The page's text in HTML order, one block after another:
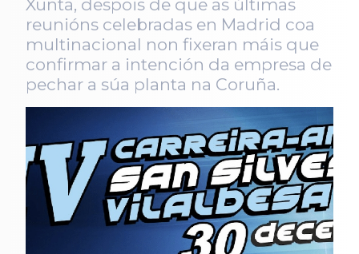
Xunta, despois de que as últimas
reunións celebradas en Madrid coa
multinacional non fixeran máis que
confirmar a intención da empresa de
pechar a súa planta na Coruña.